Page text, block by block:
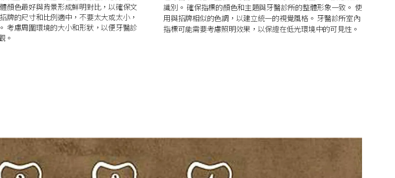
顏色最好與背景形成鮮明對比，以確保文
牌的尺寸和比例適中，不要太大或太小，
考慮周圍環境的大小和形狀，以便牙醫診
。
識別。 確保指標的顏色和主題與牙醫診所的整體形象一致。 使
用與招牌相似的色調，以建立統一的視覺風格。 牙醫診所室內
指標可能需要考慮照明效果，以保證在低光環境中的可見性。